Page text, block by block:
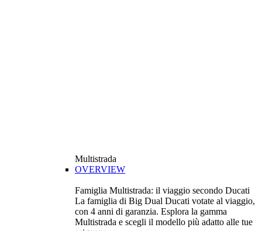
Multistrada
OVERVIEW
Famiglia Multistrada: il viaggio secondo Ducati
La famiglia di Big Dual Ducati votate al viaggio,
con 4 anni di garanzia. Esplora la gamma
Multistrada e scegli il modello più adatto alle tue